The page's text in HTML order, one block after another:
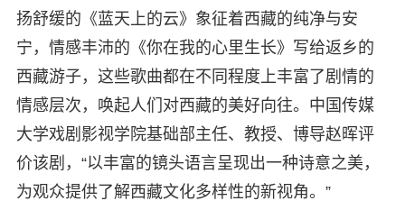
扬舒缓的《蓝天上的云》象征着西藏的纯净与安
宁，情感丰沛的《你在我的心里生长》写给返乡的
西藏游子，这些歌曲都在不同程度上丰富了剧情的
情感层次，唤起人们对西藏的美好向往。中国传媒
大学戏剧影视学院基础部主任、教授、博导赵晖评
价该剧，“以丰富的镜头语言呈现出一种诗意之美，
为观众提供了解西藏文化多样性的新视角。”